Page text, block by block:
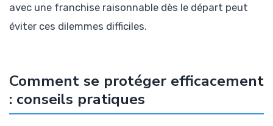
avec une franchise raisonnable dès le départ peut
éviter ces dilemmes difficiles.
Comment se protéger efficacement
: conseils pratiques